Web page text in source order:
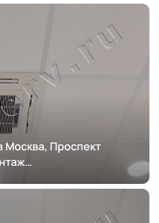
Москва, Проспект